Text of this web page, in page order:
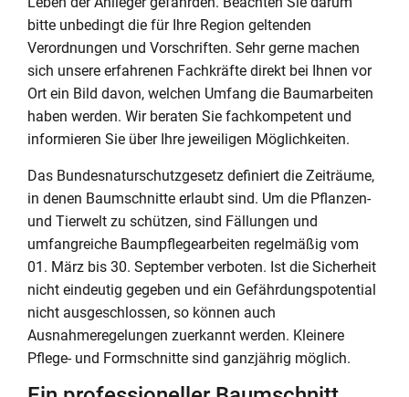
bitte unbedingt die für Ihre Region geltenden
Verordnungen und Vorschriften. Sehr gerne machen
sich unsere erfahrenen Fachkräfte direkt bei Ihnen vor
Ort ein Bild davon, welchen Umfang die Baumarbeiten
haben werden. Wir beraten Sie fachkompetent und
informieren Sie über Ihre jeweiligen Möglichkeiten.
Das Bundesnaturschutzgesetz definiert die Zeiträume,
in denen Baumschnitte erlaubt sind. Um die Pflanzen-
und Tierwelt zu schützen, sind Fällungen und
umfangreiche Baumpflegearbeiten regelmäßig vom
01. März bis 30. September verboten. Ist die Sicherheit
nicht eindeutig gegeben und ein Gefährdungspotential
nicht ausgeschlossen, so können auch
Ausnahmeregelungen zuerkannt werden. Kleinere
Pflege- und Formschnitte sind ganzjährig möglich.